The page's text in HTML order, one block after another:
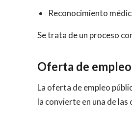
Reconocimiento
Se trata de un proceso
Oferta de
La oferta de empleo
la convierte en una de